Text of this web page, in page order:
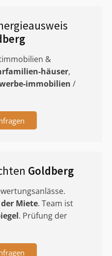
&
häuser,
immobilien /
Goldberg
der Miete. Team ist
. Prüfung der